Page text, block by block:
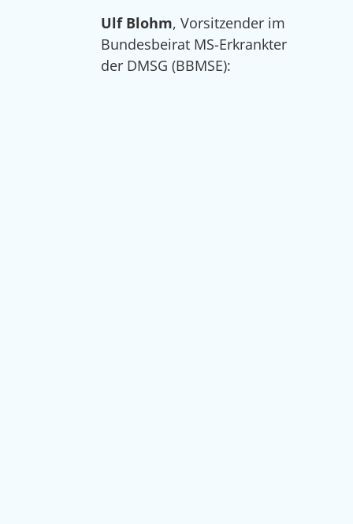
Ulf Blohm, Vorsitzender im
Bundesbeirat MS-Erkrankter
der DMSG (BBMSE):